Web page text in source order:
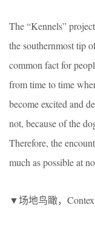
The “Kennels”
the southernmost tip
common fact for
from time to time
become excited and
not, because of the
Therefore, the
much as possible at
▼场地鸟瞰，